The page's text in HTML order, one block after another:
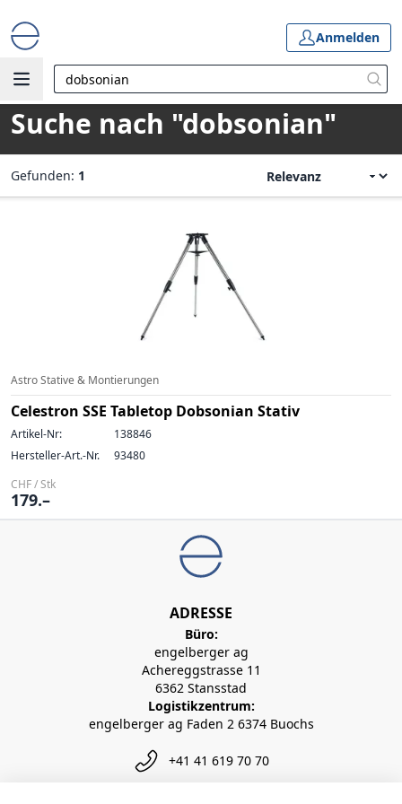
Anmelden
Suche nach "dobsonian"
Gefunden: 1
Astro Stative & Montierungen
Celestron SSE Tabletop Dobsonian Stativ
Artikel-Nr:
138846
Hersteller-Art.-Nr.
93480
CHF / Stk
179.–
ADRESSE
Büro:
engelberger ag
Achereggstrasse 11
6362 Stansstad
Logistikzentrum:
engelberger ag Faden 2 6374 Buochs
+41 41 619 70 70